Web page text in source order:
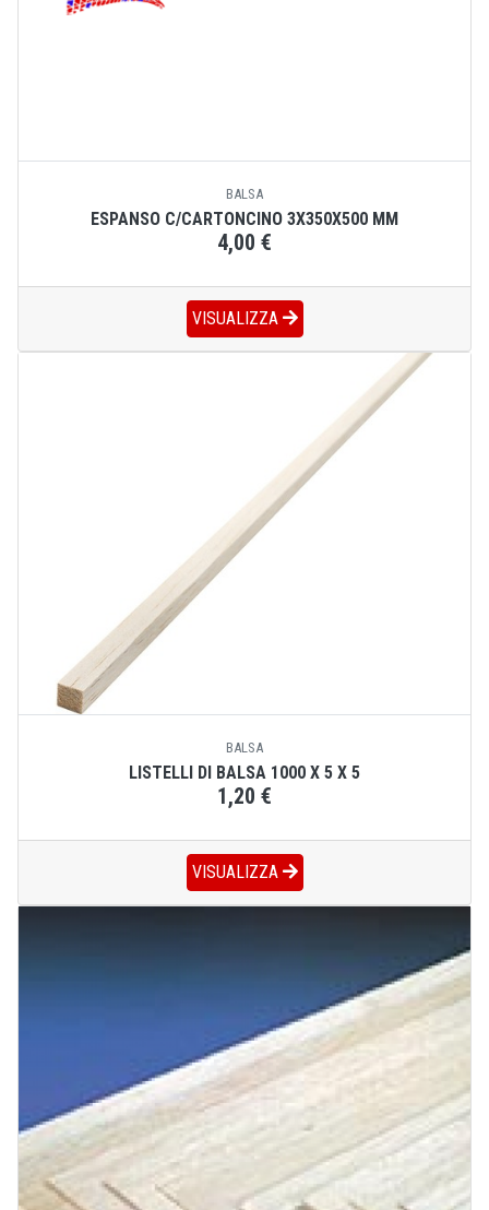
BALSA
ESPANSO C/CARTONCINO 3X350X500 MM
4,00 €
VISUALIZZA
BALSA
LISTELLI DI BALSA 1000 X 5 X 5
1,20 €
VISUALIZZA